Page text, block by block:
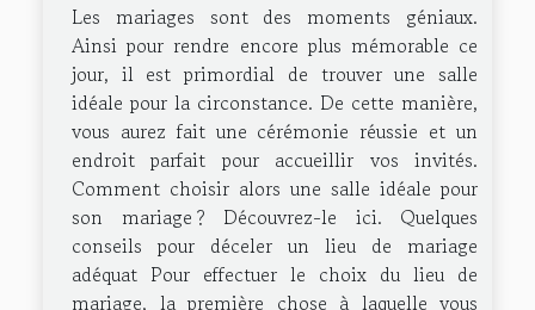
Les mariages sont des moments géniaux.
Ainsi pour rendre encore plus mémorable ce
jour, il est primordial de trouver une salle
idéale pour la circonstance. De cette manière,
vous aurez fait une cérémonie réussie et un
endroit parfait pour accueillir vos invités.
Comment choisir alors une salle idéale pour
son mariage ? Découvrez-le ici. Quelques
conseils pour déceler un lieu de mariage
adéquat Pour effectuer le choix du lieu de
mariage, la première chose à laquelle vous